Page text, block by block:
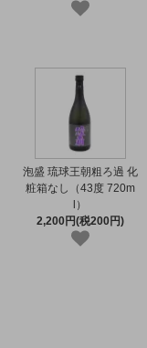
泡盛 琉球王朝粗ろ過 化
粧箱なし（43度 720m
l）
2,200円(税200円)